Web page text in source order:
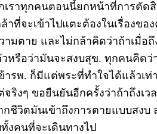
เราทุกคนตอนนี้ยกหน้าที่การตัด
ที่จะเข้าไปแตะต้องในเรื่องขอ
มตาย และไม่กล้าคิดว่าถ้าเมื่อถึ
หรือว่ามันจะสงบสุข. ทุกคนคิดว่
ารพ. ก็มีแต่พระที่ทำใจได้แล้วเ
จริงๆ ขอยืนยันอีกครั้งว่าถ้าถึงเว
กชีวิตมันเข้าถึงการตายแบบสงบ
งคนที่จะเดินทางไป